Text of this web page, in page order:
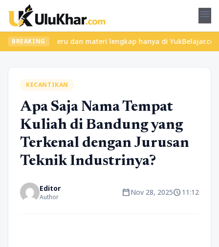
menu
BREAKING
seru dan materi lengkap hanya di YukBelajar.com.
KECANTIKAN
Apa Saja Nama Tempat
Kuliah di Bandung yang
Terkenal dengan Jurusan
Teknik Industrinya?
Editor
Author calendar_todayNov 28, 2025schedule11:12